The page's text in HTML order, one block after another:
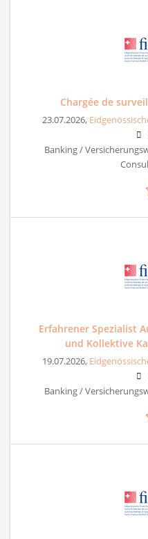
Chargée de
23.07.2026,
Banking /
Erfahrener Spezialist
und Kollektive
19.07.2026,
Banking /